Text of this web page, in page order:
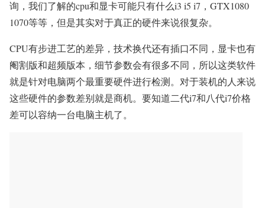
询，我们了解的cpu和显卡可能只有什么i3 i5 i7，GTX1080
1070等等，但是其实对于真正的硬件来说很复杂。
CPU有步进工艺的差异，技术换代还有插口不同，显卡也有
阉割版和超频版本，细节参数会有很多不同，所以这类软件
就是针对电脑两个最重要硬件进行检测。对于装机的人来说
这些硬件的参数差别就是商机。要知道二代i7和八代i7价格
差可以容纳一台电脑主机了。